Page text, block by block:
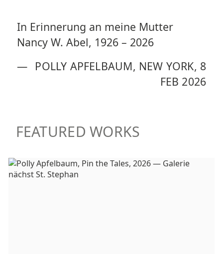
In Erinnerung an meine Mutter
Nancy W. Abel, 1926 – 2026
— POLLY APFELBAUM, NEW YORK, 8
FEB 2026
FEATURED WORKS